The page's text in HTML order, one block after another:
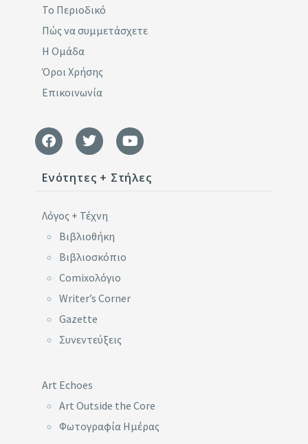
Το Περιοδικό
Πώς να συμμετάσχετε
Η Ομάδα
Όροι Χρήσης
Επικοινωνία
Ενότητες + Στήλες
Λόγος + Τέχνη
Βιβλιοθήκη
Βιβλιοσκόπιο
Comixoλόγιο
Writer’s Corner
Gazette
Συνεντεύξεις
Art Echoes
Art Outside the Core
Φωτογραφία Ημέρας